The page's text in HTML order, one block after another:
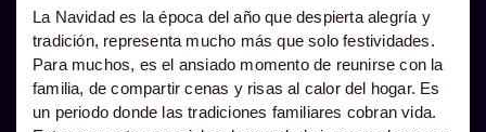
La Navidad es la época del año que despierta alegría y
tradición, representa mucho más que solo festividades.
Para muchos, es el ansiado momento de reunirse con la
familia, de compartir cenas y risas al calor del hogar. Es
un periodo donde las tradiciones familiares cobran vida.